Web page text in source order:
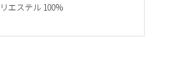
エステル 100%